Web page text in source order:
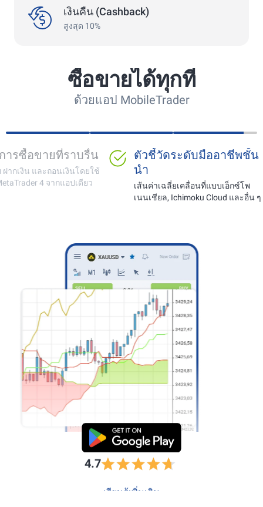
เงินคืน (Cashback)
สูงสุด 10%
ซื้อขายได้ทุกที่
ด้วยแอป MobileTrader
เหมาะสำหรับการเทรด
ทองคำ คู่สกุลเงิน และคริ
ปโต
การติดตามราคาออนไลน์แบบเรียล
พื้นที่การซื้อข
บัญชี MetaTrader 4
4.7
เรียนรู้เพิ่มเติม